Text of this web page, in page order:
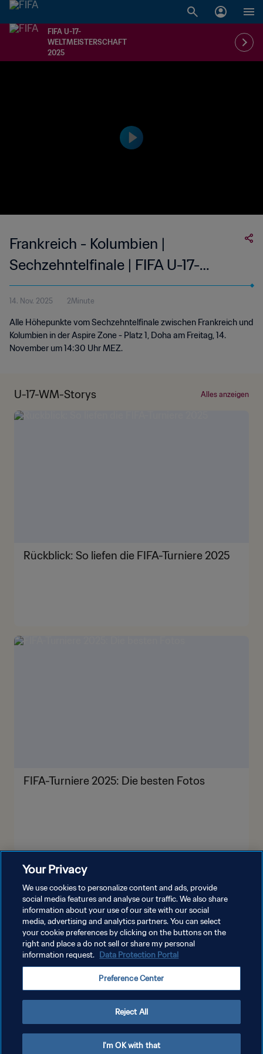
FIFA U-17-
WELTMEISTERSCHAFT
2025
Frankreich - Kolumbien |
Sechzehntelfinale | FIFA U-17-
Weltmeisterschaft Katar 2025™ |
Highlights
14. Nov. 2025 2Minute
Alle Höhepunkte vom Sechzehntelfinale zwischen Frankreich und
Kolumbien in der Aspire Zone - Platz 1, Doha am Freitag, 14.
November um 14:30 Uhr MEZ.
U-17-WM-Storys Alles anzeigen
Rückblick: So liefen die FIFA-Turniere 2025
FIFA-Turniere 2025: Die besten Fotos
DATENSCHUTZ
NUTZUNGSBEDINGUNGEN
COOKIE-EINSTELLUNGEN VERWALTEN
Copyright © 1994 - 2026 FIFA. Alle Rechte vorbehalten.
Your Privacy
We use cookies to personalize content and ads, provide
social media features and analyse our traffic. We also share
information about your use of our site with our social
media, advertising and analytics partners. You can select
your cookie preferences by clicking on the buttons on the
right and place a do not sell or share my personal
information request. Data Protection Portal
Preference Center
Reject All
I'm OK with that